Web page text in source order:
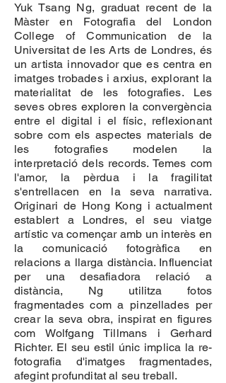
Yuk Tsang Ng, graduat recent de la
Màster en Fotografia del London
College of Communication de la
Universitat de les Arts de Londres, és
un artista innovador que es centra en
imatges trobades i arxius, explorant la
materialitat de les fotografies. Les
seves obres exploren la convergència
entre el digital i el físic, reflexionant
sobre com els aspectes materials de
les fotografies modelen la
interpretació dels records. Temes com
l'amor, la pèrdua i la fragilitat
s'entrellacen en la seva narrativa.
Originari de Hong Kong i actualment
establert a Londres, el seu viatge
artístic va començar amb un interès en
la comunicació fotogràfica en
relacions a llarga distància. Influenciat
per una desafiadora relació a
distància, Ng utilitza fotos
fragmentades com a pinzellades per
crear la seva obra, inspirat en figures
com Wolfgang Tillmans i Gerhard
Richter. El seu estil únic implica la re-
fotografia d'imatges fragmentades,
afegint profunditat al seu treball.